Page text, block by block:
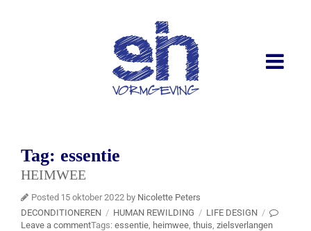
Tag: essentie
HEIMWEE
Posted 15 oktober 2022 by Nicolette Peters
DECONDITIONEREN / HUMAN REWILDING / LIFE DESIGN /
Leave a commentTags: essentie, heimwee, thuis, zielsverlangen